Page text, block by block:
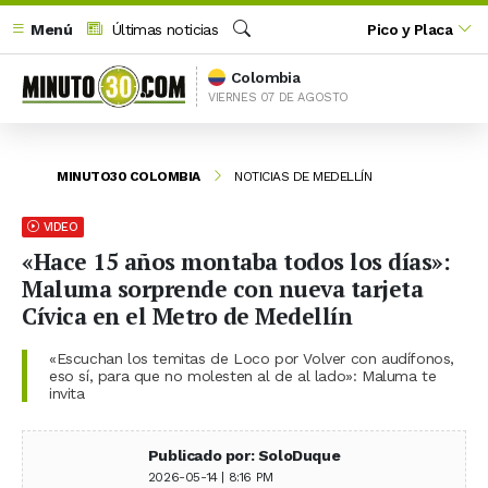
Menú
Últimas noticias
Buscar
Pico y Placa
Colombia
VIERNES 07 DE AGOSTO
MINUTO30 COLOMBIA NOTICIAS DE MEDELLÍN
VIDEO
«Hace 15 años montaba todos los días»:
Maluma sorprende con nueva tarjeta
Cívica en el Metro de Medellín
«Escuchan los temitas de Loco por Volver con audífonos,
eso sí, para que no molesten al de al lado»: Maluma te
invita
Publicado por: SoloDuque
2026-05-14 | 8:16 PM